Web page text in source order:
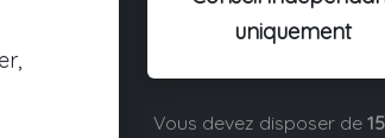
uniquement
Vous devez disposer de